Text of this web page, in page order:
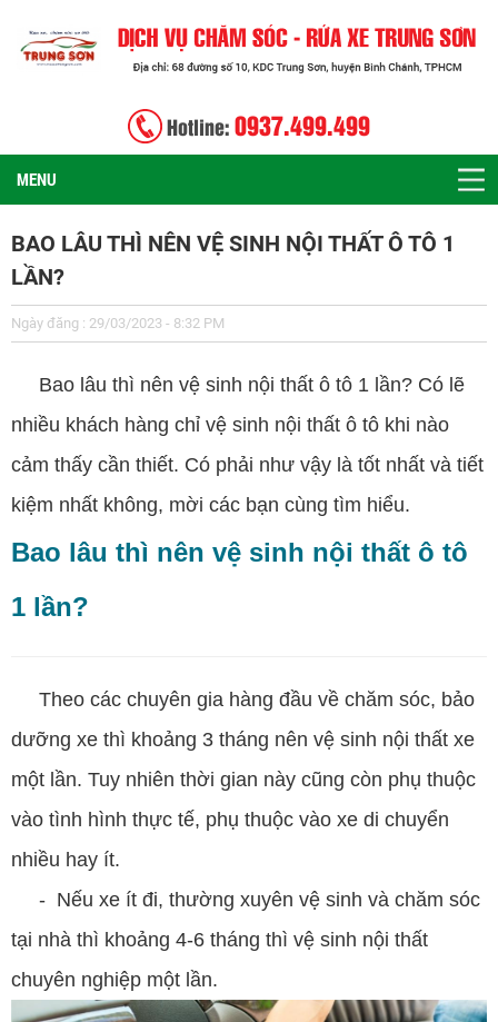
Hotline: 0937.499.499
MENU
BAO LÂU THÌ NÊN VỆ SINH NỘI THẤT Ô TÔ 1
LẦN?
Ngày đăng : 29/03/2023 - 8:32 PM
Bao lâu thì nên vệ sinh nội thất ô tô 1 lần? Có lẽ
nhiều khách hàng chỉ vệ sinh nội thất ô tô khi nào
cảm thấy cần thiết. Có phải như vậy là tốt nhất và tiết
kiệm nhất không, mời các bạn cùng tìm hiểu.
Bao lâu thì nên vệ sinh nội thất ô tô
1 lần?
Theo các chuyên gia hàng đầu về chăm sóc, bảo
dưỡng xe thì khoảng 3 tháng nên vệ sinh nội thất xe
một lần. Tuy nhiên thời gian này cũng còn phụ thuộc
vào tình hình thực tế, phụ thuộc vào xe di chuyển
nhiều hay ít.
- Nếu xe ít đi, thường xuyên vệ sinh và chăm sóc
tại nhà thì khoảng 4-6 tháng thì vệ sinh nội thất
chuyên nghiệp một lần.